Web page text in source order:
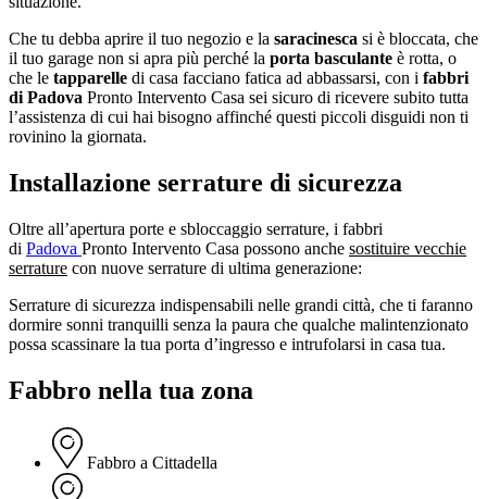
Che tu debba aprire il tuo negozio e la saracinesca si è bloccata, che
il tuo garage non si apra più perché la porta basculante è rotta, o
che le tapparelle di casa facciano fatica ad abbassarsi, con i fabbri
di Padova Pronto Intervento Casa sei sicuro di ricevere subito tutta
l’assistenza di cui hai bisogno affinché questi piccoli disguidi non ti
rovinino la giornata.
Installazione serrature di sicurezza
Oltre all’apertura porte e sbloccaggio serrature, i fabbri
di Padova Pronto Intervento Casa possono anche sostituire vecchie
serrature con nuove serrature di ultima generazione:
Serrature di sicurezza indispensabili nelle grandi città, che ti faranno
dormire sonni tranquilli senza la paura che qualche malintenzionato
possa scassinare la tua porta d’ingresso e intrufolarsi in casa tua.
Fabbro nella tua zona
Fabbro a Cittadella